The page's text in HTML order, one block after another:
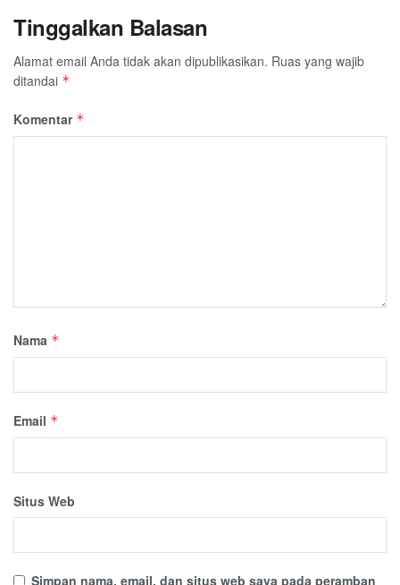
Tinggalkan Balasan
Alamat email Anda tidak akan dipublikasikan. Ruas yang wajib
ditandai *
Komentar *
Nama *
Email *
Situs Web
Simpan nama, email, dan situs web saya pada peramban